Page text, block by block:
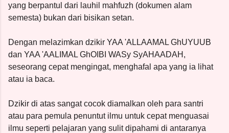
yang berpantul dari lauhil mahfuzh (dokumen alam
semesta) bukan dari bisikan setan.
Dengan melazimkan dzikir YAA 'ALLAAMAL GhUYUUB
dan YAA 'AALIMAL GhOIBI WASy SyAHAADAH,
seseorang cepat mengingat, menghafal apa yang ia lihat
atau ia baca.
Dzikir di atas sangat cocok diamalkan oleh para santri
atau para pemula penuntut ilmu untuk cepat menguasai
ilmu seperti pelajaran yang sulit dipahami di antaranya